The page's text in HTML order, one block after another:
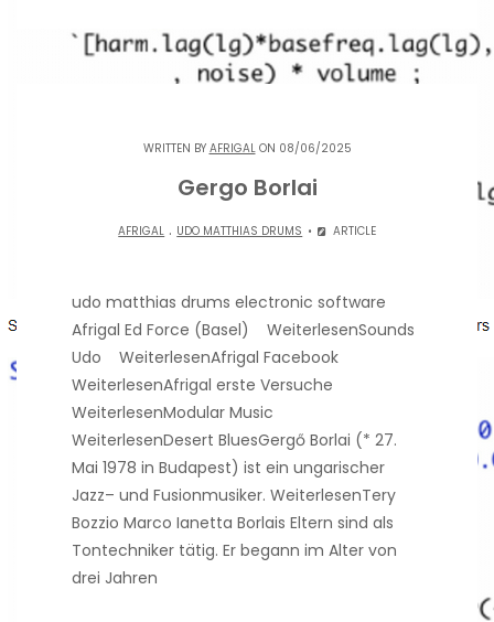
WRITTEN BY AFRIGALON 08/06/2025
Gergo Borlai
AFRIGAL . UDO MATTHIAS DRUMS ARTICLE
udo matthias drums electronic software
Afrigal Ed Force (Basel) WeiterlesenSounds
Udo WeiterlesenAfrigal Facebook
WeiterlesenAfrigal erste Versuche
WeiterlesenModular Music
WeiterlesenDesert BluesGergő Borlai (* 27.
Mai 1978 in Budapest) ist ein ungarischer
Jazz– und Fusionmusiker. WeiterlesenTery
Bozzio Marco Ianetta Borlais Eltern sind als
Tontechniker tätig. Er begann im Alter von
drei Jahren